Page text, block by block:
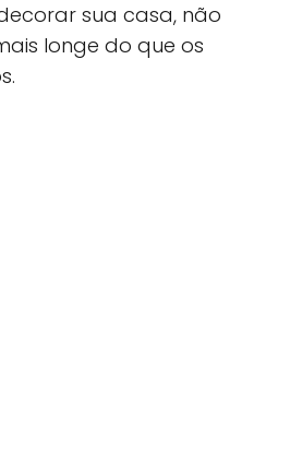
sua casa, não
longe do que os